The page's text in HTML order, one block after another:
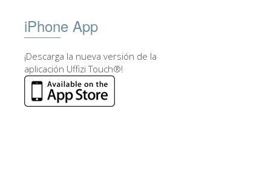
iPhone App
¡Descarga la nueva versión de la
aplicación Uffizi Touch®!